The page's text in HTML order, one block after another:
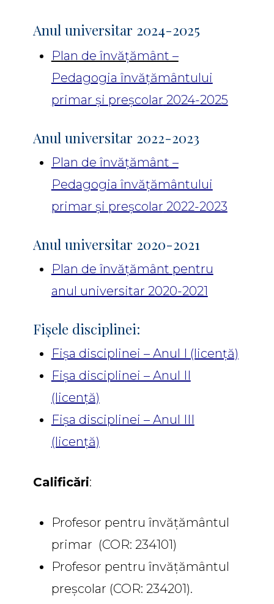
Anul universitar 2024-2025
Plan de învățământ –
Pedagogia învățământului
primar și preșcolar 2024-2025
Anul universitar 2022-2023
Plan de învățământ –
Pedagogia învățământului
primar și preșcolar 2022-2023
Anul universitar 2020-2021
Plan de învățământ pentru
anul universitar 2020-2021
Fișele disciplinei:
Fișa disciplinei – Anul I (licență)
Fișa disciplinei – Anul II
(licență)
Fișa disciplinei – Anul III
(licență)
Calificări:
Profesor pentru învățământul
primar (COR: 234101)
Profesor pentru învățământul
preșcolar (COR: 234201).